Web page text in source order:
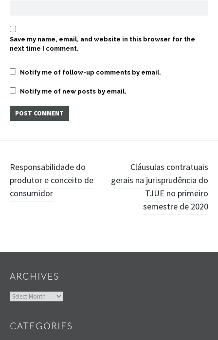
Save my name, email, and website in this browser for the
next time I comment.
Notify me of follow-up comments by email.
Notify me of new posts by email.
Post
navigation
Responsabilidade do
produtor e conceito de
consumidor
Cláusulas contratuais
gerais na jurisprudência do
TJUE no primeiro
semestre de 2020
ARCHIVES
Archives
CATEGORIES